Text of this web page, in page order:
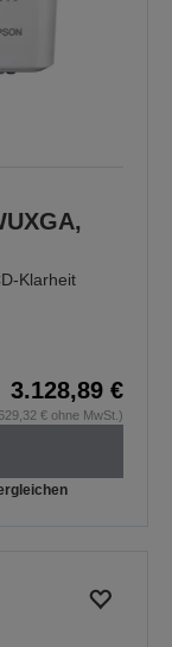
Klarheit
3.128,89 €
€ ohne MwSt.)